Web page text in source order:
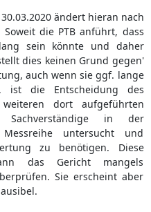
ändert hieran nach
die PTB anführt, dass
sein könnte und daher
dies keinen Grund gegen'
auch wenn sie ggf. lange
ist die Entscheidung des
dort aufgeführten
Sachverständige in der
untersucht und
zu benötigen. Diese
das Gericht mangels
Sie erscheint aber